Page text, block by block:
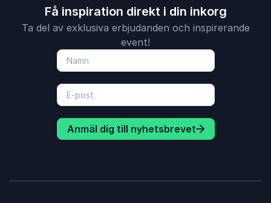
Få inspiration direkt i din inkorg
Ta del av exklusiva erbjudanden och inspirerande
event!
Anmäl dig till nyhetsbrevet